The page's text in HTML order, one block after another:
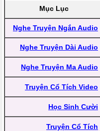
Mục Lục
Nghe Truyện Ngắn Audio
Nghe Truyện Dài Audio
Nghe Truyện Ma Audio
Truyện Cổ Tích Video
Học Sinh Cười
Truyện Cổ Tích